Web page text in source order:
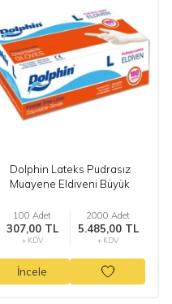
Dolphin Lateks Pudrasız
Muayene Eldiveni Büyük
100 Adet
307,00 TL
+ KDV
2000 Adet
5.485,00 TL
+ KDV
İncele